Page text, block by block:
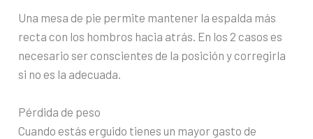
Una mesa de pie permite mantener la espalda más
recta con los hombros hacia atrás. En los 2 casos es
necesario ser conscientes de la posición y corregirla
si no es la adecuada.
Pérdida de peso
Cuando estás erguido tienes un mayor gasto de